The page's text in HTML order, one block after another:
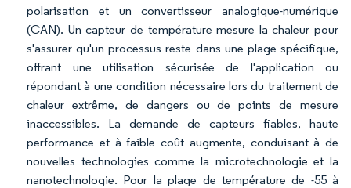
polarisation et un convertisseur analogique-numérique
(CAN). Un capteur de température mesure la chaleur pour
s'assurer qu'un processus reste dans une plage spécifique,
offrant une utilisation sécurisée de l'application ou
répondant à une condition nécessaire lors du traitement de
chaleur extrême, de dangers ou de points de mesure
inaccessibles. La demande de capteurs fiables, haute
performance et à faible coût augmente, conduisant à de
nouvelles technologies comme la microtechnologie et la
nanotechnologie. Pour la plage de température de -55 à